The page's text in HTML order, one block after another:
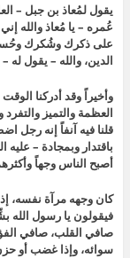
يقول لمُعاذ بن جبل –
عُمره – يا مُعاذ والله
على ذكرك وشُكرك وحُسن
الدين، والله – يقول
وأخيراً وقد أدركنا
العظمة والتميز
قلنا فيه آنفاً إنه رجل
باقتدار وبمجادة –
أصبح الناس وجهاً
كان وجهه مرآة نفسه،
فيقولون يا رسول الله
صافي القلب، صافي
سوائه، وإذا غضب أو